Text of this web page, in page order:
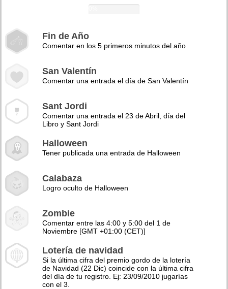
Fin de Año
Comentar en los 5 primeros minutos del año
San Valentín
Comentar una entrada el día de San Valentín
Sant Jordi
Comentar una entrada el 23 de Abril, día del
Libro y Sant Jordi
Halloween
Tener publicada una entrada de Halloween
Calabaza
Logro oculto de Halloween
Zombie
Comentar entre las 4:00 y 5:00 del 1 de
Noviembre [GMT +01:00 (CET)]
Lotería de navidad
Si la última cifra del premio gordo de la lotería
de Navidad (22 Dic) coincide con la última cifra
del día de tu registro. Ej: 23/09/2010 jugarías
con el 3.